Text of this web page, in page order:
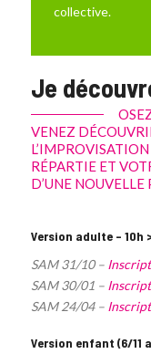
collective.
Je
VENEZ
RÉPARTIE ET
D’UNE
Version adulte – 10h
SAM 31/10 –
SAM 30/01 –
SAM 24/04 –
Version enfant (6/11